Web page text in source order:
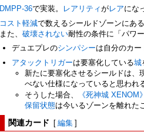
DMPP-36で実装。 レアリティがレアにな
コスト軽減で数えるシールドゾーンにあ
また、破壊されない耐性の条件に「パワ
デュエプレのシンパシーは自分のカー
アタックトリガーは要塞化している城
新たに要塞化させるシールドは、
べない仕様になっていると思われ
そうした場合、
《死神城 XENOM》
保留状態は今いるゾーンを離れた
関連カード [編集]